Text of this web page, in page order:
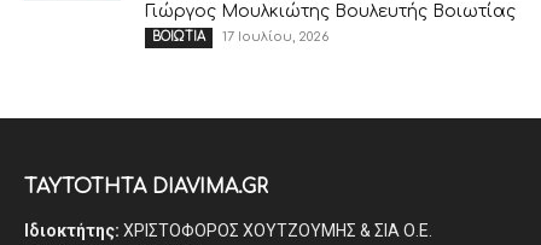
Γιώργος Μουλκιώτης Βουλευτής Βοιωτίας
ΒΟΙΩΤΙΑ 17 Ιουλίου, 2026
ΤΑΥΤΟΤΗΤΑ DIAVIMA.GR
Ιδιοκτήτης: ΧΡΙΣΤΟΦΟΡΟΣ ΧΟΥΤΖΟΥΜΗΣ & ΣΙΑ Ο.Ε.